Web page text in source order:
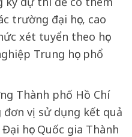
trường đại học, cao
xét tuyển theo học
Trung học phổ
Thành phố Hồ Chí
vị sử dụng kết quả
học Quốc gia Thành